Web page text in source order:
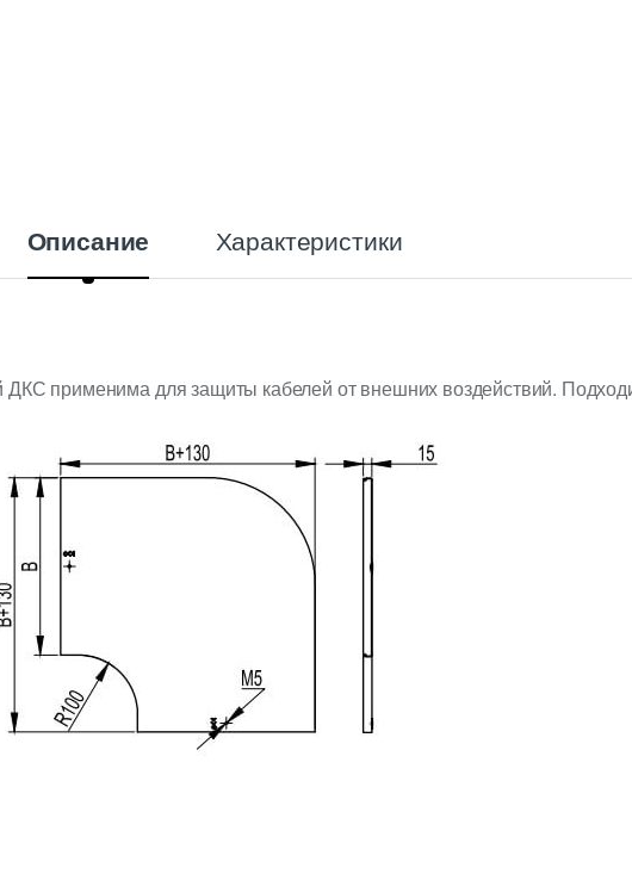
Описание Характеристики
ДКС применима для защиты кабелей от внешних воздействий.